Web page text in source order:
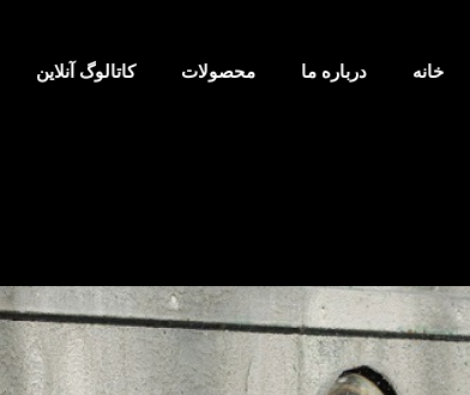
خانه درباره ما محصولات کاتالوگ آنلاین